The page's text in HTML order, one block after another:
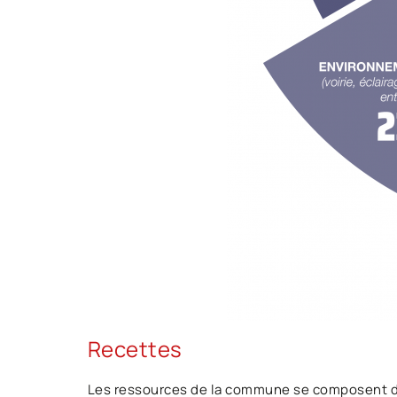
Recettes
Les ressources de la commune se composent